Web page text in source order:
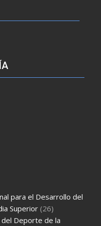
para el Desarrollo del
Superior (26)
del Deporte de la